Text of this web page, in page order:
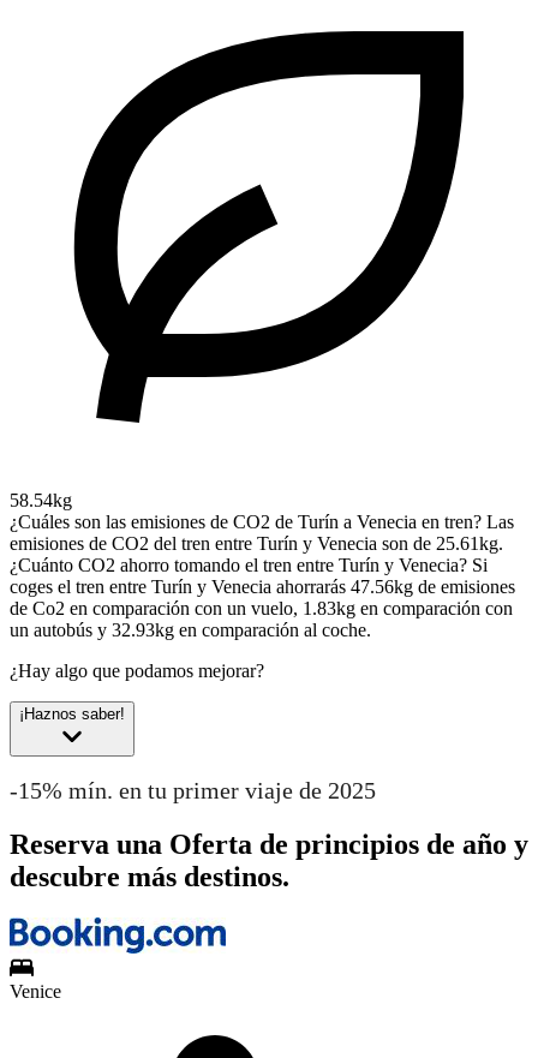
58.54kg
¿Cuáles son las emisiones de CO2 de Turín a Venecia en tren? Las
emisiones de CO2 del tren entre Turín y Venecia son de 25.61kg.
¿Cuánto CO2 ahorro tomando el tren entre Turín y Venecia? Si
coges el tren entre Turín y Venecia ahorrarás 47.56kg de emisiones
de Co2 en comparación con un vuelo, 1.83kg en comparación con
un autobús y 32.93kg en comparación al coche.
¿Hay algo que podamos mejorar?
¡Haznos saber!
-15% mín. en tu primer viaje de 2025
Reserva una Oferta de principios de año y
descubre más destinos.
Venice